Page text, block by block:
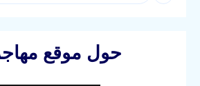
حول موقع